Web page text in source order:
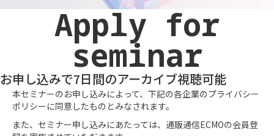
Apply for
seminar
お申し込みで7日間のアーカイブ視聴可能
本セミナーのお申し込みによって、下記の各企業のプライバシー
ポリシーに同意したものとみなされます。
また、セミナー申し込みにあたっては、通販通信ECMOの会員登